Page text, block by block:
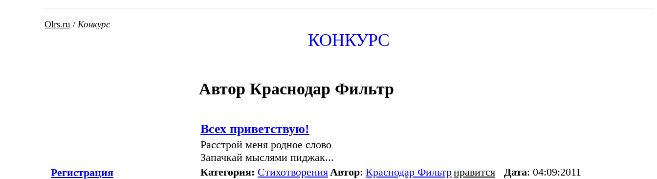
Olrs.ru / Конкурс
КОНКУРС
Регистрация
Автор Краснодар Фильтр
Всех приветствую!
Расстрой меня родное слово
Запачкай мыслями пиджак...
Категория: Стихотворения Автор: Краснодар Фильтрнравится Дата: 04:09:2011